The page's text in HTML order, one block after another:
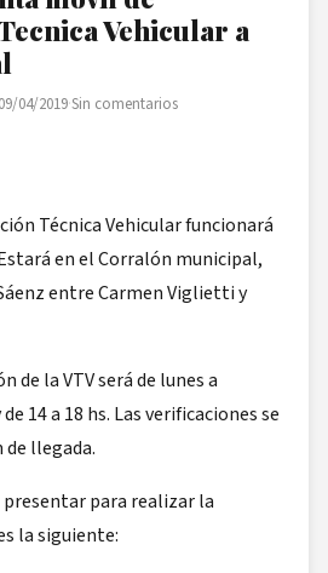
Vehicular a
09/04/2019·Sin comentarios
Técnica Vehicular funcionará
en el Corralón municipal,
entre Carmen Viglietti y
de la VTV será de lunes a
14 a 18 hs. Las verificaciones se
llegada.
para realizar la
la siguiente: